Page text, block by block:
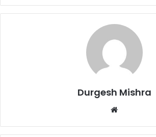
Durgesh Mishra
Website